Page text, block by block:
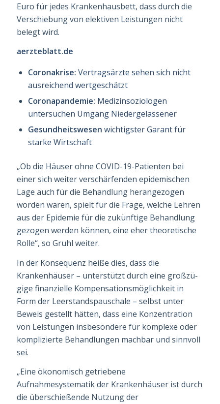
Euro für jedes Krankenhausbett, dass durch die
Verschie­bung von elektiven Leistungen nicht
belegt wird.
aerzteblatt.de
Coronakrise: Vertragsärzte sehen sich nicht
ausreichend wertgeschätzt
Coronapandemie: Medizinsoziologen
untersuchen Umgang Niedergelassener
Gesundheitswesen wichtigster Garant für
starke Wirtschaft
„Ob die Häuser ohne COVID-19-Patienten bei
einer sich weiter verschärfenden epide­mi­schen
Lage auch für die Behandlung herangezogen
worden wären, spielt für die Frage, welche Lehren
aus der Epidemie für die zukünftige Behandlung
gezogen werden können, eine eher theoretische
Rolle“, so Gruhl weiter.
In der Konsequenz heiße dies, dass die
Krankenhäuser – unterstützt durch eine groß­zü­
gige finanzielle Kompensationsmöglichkeit in
Form der Leerstandspauschale – selbst unter
Beweis gestellt hätten, dass eine Konzentration
von Leistungen insbesondere für komplexe oder
komplizierte Behandlungen machbar und sinnvoll
sei.
„Eine ökonomisch getriebene
Aufnahmesystematik der Krankenhäuser ist durch
die über­schießende Nutzung der